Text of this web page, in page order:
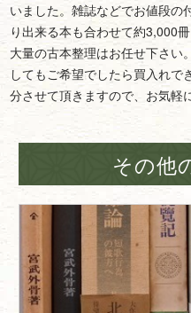
いました。雑誌などでお値段の
り出来る本も合わせて約3,000
大量の古本整理はお任せ下さい
してもご希望でしたら買入れ
分させて頂きますので、お気軽
その他